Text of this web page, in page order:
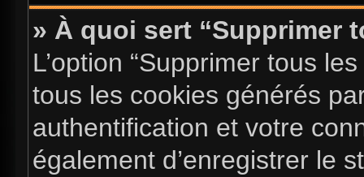
» À quoi sert “Supprimer
L’option “Supprimer tous
tous les cookies générés
authentification et votre
également d’enregistrer le